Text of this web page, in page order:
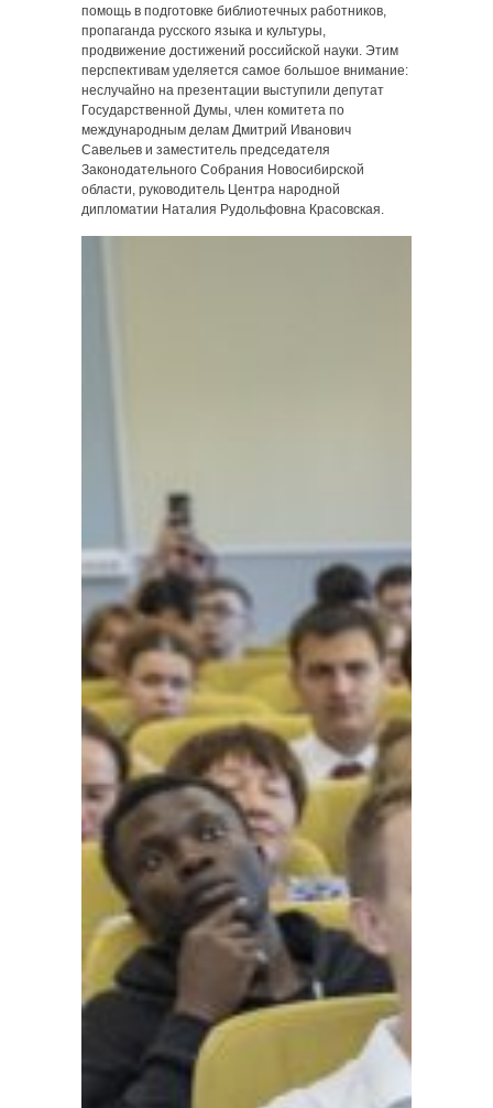
помощь в подготовке библиотечных работников,
пропаганда русского языка и культуры,
продвижение достижений российской науки. Этим
перспективам уделяется самое большое внимание:
неслучайно на презентации выступили депутат
Государственной Думы, член комитета по
международным делам Дмитрий Иванович
Савельев и заместитель председателя
Законодательного Собрания Новосибирской
области, руководитель Центра народной
дипломатии Наталия Рудольфовна Красовская.